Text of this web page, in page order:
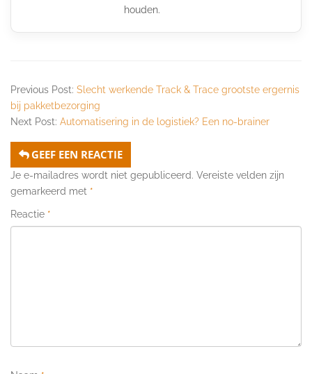
houden.
Previous Post: Slecht werkende Track & Trace grootste ergernis
bij pakketbezorging
Next Post: Automatisering in de logistiek? Een no-brainer
GEEF EEN REACTIE
Je e-mailadres wordt niet gepubliceerd. Vereiste velden zijn
gemarkeerd met *
Reactie *